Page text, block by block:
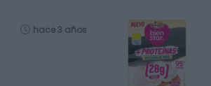
hace 3 años